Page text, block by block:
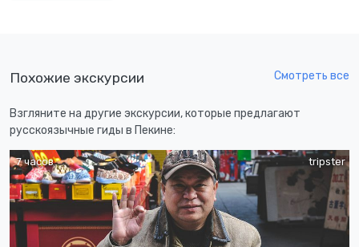
Похожие экскурсии Смотреть все
Взгляните на другие экскурсии, которые предлагают
русскоязычные гиды в Пекине:
tripster
7 часов